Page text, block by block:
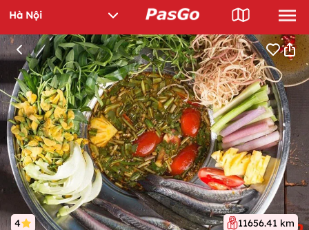
4 11656.41 km